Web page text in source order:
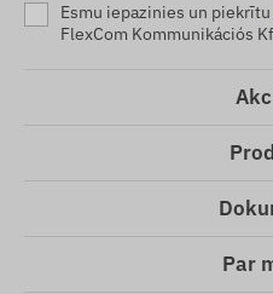
Esmu iepazinies un piekrītu
FlexCom Kommunikációs
Par